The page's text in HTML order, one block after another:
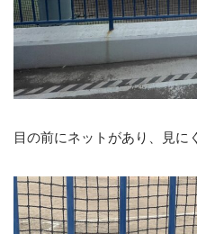
24時
お電
0120-
目の前にネットがあり、見に